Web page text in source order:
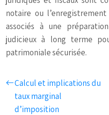
notaire ou
associés à une
judicieux à long terme
patrimoniale sécurisée.
Calcul et implications du
taux marginal
d’imposition